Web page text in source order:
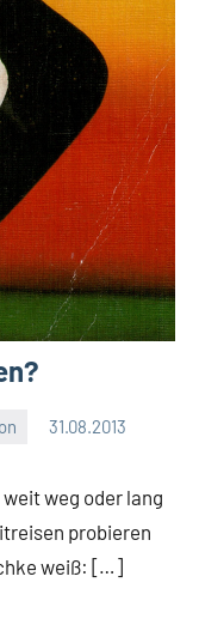
31.08.2013
weg oder lang
probieren
weiß: […]